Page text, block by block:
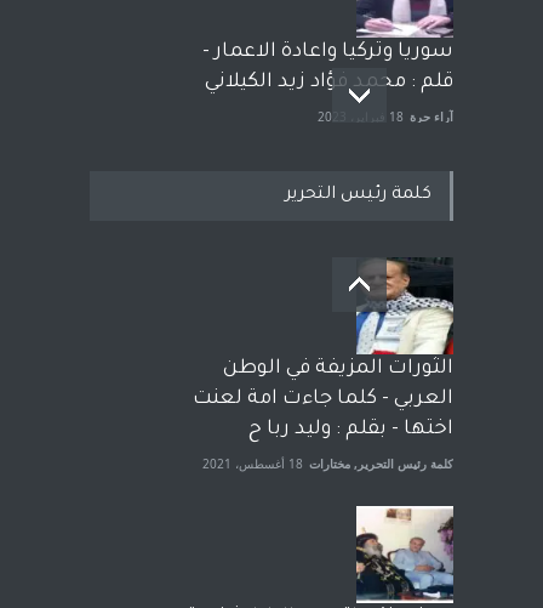
سوريا وتركيا واعادة الاعمار -
قلم : محمد فؤاد زيد الكيلاني
آراء حرة 18 فبراير، 2023
بعد معارك قضائية طاحنة كتب
وترافع فيها بنفسه مرة اخرى..
الشيخ طارق يوسف يقهر
الحكومة الأمريكية ، فأعطوه
الجنسية عن يد وهم صاغرون،
آراء حرة مختارات 7 أبريل، 2023
كلمة رئيس التحرير
الثورات المزيفة في الوطن
العربي - كلما جاءت امة لعنت
اختها - بقلم : وليد ربا ح
كلمة رئيس التحرير , مختارات 18 أغسطس، 2021